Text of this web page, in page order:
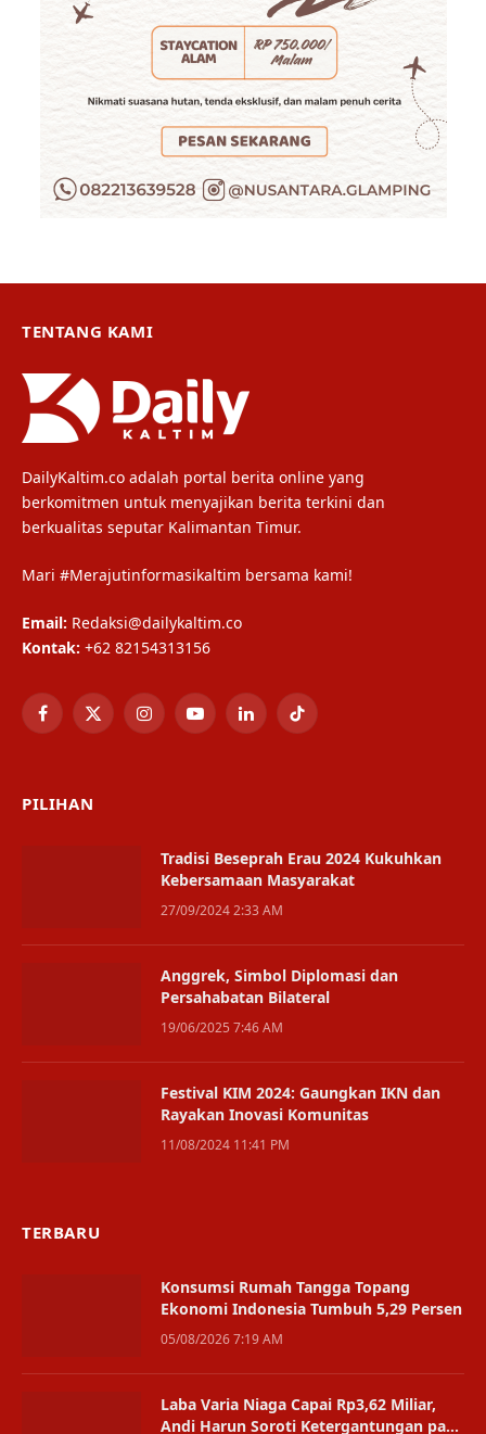
TENTANG KAMI
DailyKaltim.co adalah portal berita online yang
berkomitmen untuk menyajikan berita terkini dan
berkualitas seputar Kalimantan Timur.
Mari #Merajutinformasikaltim bersama kami!
Email: Redaksi@dailykaltim.co
Kontak: +62 82154313156
Facebook
X
InstagramYouTubeLinkedInTikTok
PILIHAN
Tradisi Beseprah Erau 2024 Kukuhkan
Kebersamaan Masyarakat
27/09/2024 2:33 AM
Anggrek, Simbol Diplomasi dan
Persahabatan Bilateral
19/06/2025 7:46 AM
Festival KIM 2024: Gaungkan IKN dan
Rayakan Inovasi Komunitas
11/08/2024 11:41 PM
TERBARU
Konsumsi Rumah Tangga Topang
Ekonomi Indonesia Tumbuh 5,29 Persen
05/08/2026 7:19 AM
Laba Varia Niaga Capai Rp3,62 Miliar,
Andi Harun Soroti Ketergantungan pada